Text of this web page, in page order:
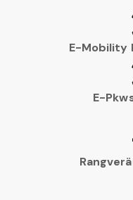
E-Mobility
E-